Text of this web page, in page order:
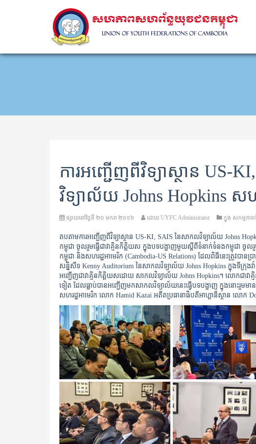
ការអញ្ជើញពីវិទ្យាស្ថាន US-
វិទ្យាល័យ Johns Hopkins សហ
ផ្សាយនៅថ្ងៃទី ២០ មករា ២០១៦ ដោយ UYFC Administrator ក្នុង សកម្មភាព
តបតាមការអញ្ជើញពីវិទ្យាស្ថាន US-KI, SAIS នៃសាកលវិទ្យាល័យ Johns
កម្ពុជា ចូលរួមធ្វើជាវាគ្មិនកិត្តិយស ក្នុងបទបង្ហាញមួយស្តីពីទំនាក់ទំនងកម្ពុជា ចូ
កម្ពុជា និងសហរដ្ឋអាមេរិក (Cambodia-US Relations) ដែលពិធីនេះត្រូវបានប្
សន្និសីទ Kenny Auditorium នៃសាកលវិទ្យាល័យ Johns Hopkins ក្នុងទីក្រុង
អញ្ជើញជាវាគ្មិនកិត្តិយសដោយ សាកលវិទ្យាល័យ Johns Hopkins។ លោកជាវា
ទៀត ដែលធ្លាប់បានអញ្ជើញមកសាកលវិទ្យាល័យនេះធ្វើបទបង្ហាញ ក្នុងនោះរួមម
សហរដ្ឋអាមេរិក លោក Hamid Kazai អតីតប្រធានាធិបតីអាហ្គានីស្ថាន លោក